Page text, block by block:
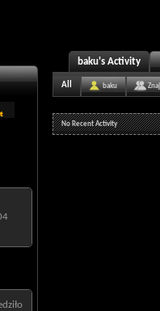
baku's Activity
All baku
No Recent Activity